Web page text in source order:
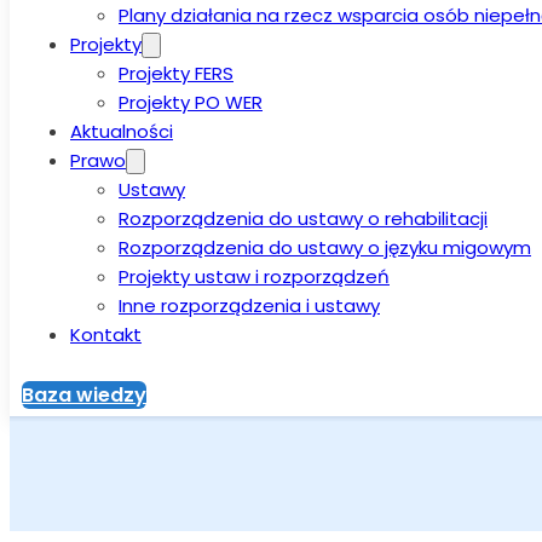
Plany działania na rzecz wsparcia osób
Projekty
Projekty FERS
Projekty PO WER
Aktualności
Prawo
Ustawy
Rozporządzenia do ustawy o rehabilitacji
Rozporządzenia do ustawy o języku migowym
Projekty ustaw i rozporządzeń
Inne rozporządzenia i ustawy
Kontakt
Baza wiedzy